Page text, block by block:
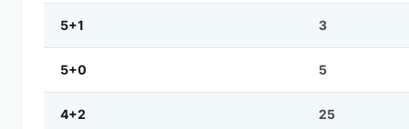
5+1 3
5+0 5
4+2 25